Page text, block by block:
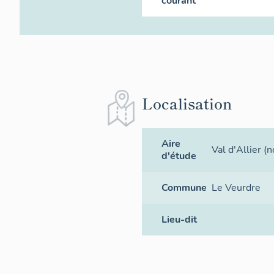
Localisation
Aire
d'étude
Val d'Allier
Commune Le Veurdre
Lieu-dit